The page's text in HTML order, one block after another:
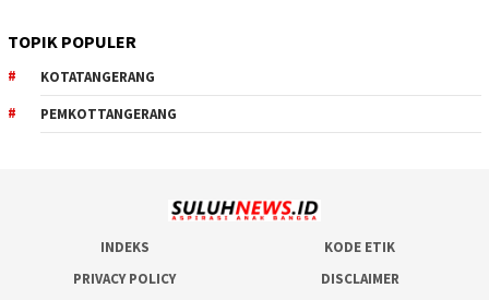
TOPIK POPULER
KOTATANGERANG
PEMKOTTANGERANG
INDEKS
KODE ETIK
PRIVACY POLICY
DISCLAIMER